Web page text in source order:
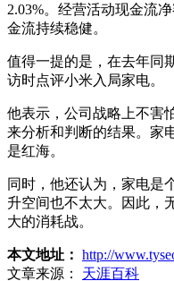
2.03%。经营活动现金流
金流持续稳健。
值得一提的是，在去年同
访时点评小米入局家电。
他表示，公司战略上不害
来分析和判断的结果。家
是红海。
同时，他还认为，家电是
升空间也不太大。因此，
大的消耗战。
本文地址： http://
文章来源：
天涯百科